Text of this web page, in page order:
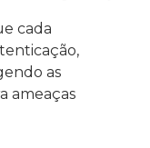
cada
as
ameaças